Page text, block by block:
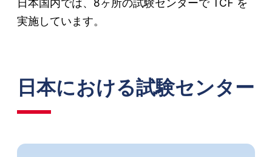
日本国内では、8ヶ所の試験センターで TCF を
実施しています。
日本における試験センター